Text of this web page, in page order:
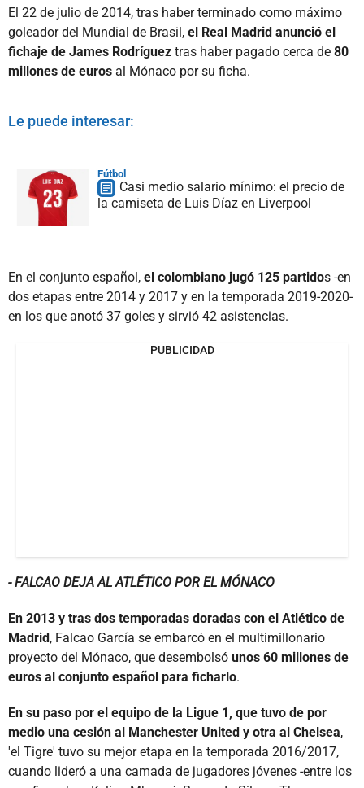
El 22 de julio de 2014, tras haber terminado como máximo
goleador del Mundial de Brasil, el Real Madrid anunció el
fichaje de James Rodríguez tras haber pagado cerca de 80
millones de euros al Mónaco por su ficha.
Le puede interesar:
Fútbol
Casi medio salario mínimo: el precio de
la camiseta de Luis Díaz en Liverpool
En el conjunto español, el colombiano jugó 125 partidos -en
dos etapas entre 2014 y 2017 y en la temporada 2019-2020-
en los que anotó 37 goles y sirvió 42 asistencias.
PUBLICIDAD
- FALCAO DEJA AL ATLÉTICO POR EL MÓNACO
En 2013 y tras dos temporadas doradas con el Atlético de
Madrid, Falcao García se embarcó en el multimillonario
proyecto del Mónaco, que desembolsó unos 60 millones de
euros al conjunto español para ficharlo.
En su paso por el equipo de la Ligue 1, que tuvo de por
medio una cesión al Manchester United y otra al Chelsea,
'el Tigre' tuvo su mejor etapa en la temporada 2016/2017,
cuando lideró a una camada de jugadores jóvenes -entre los